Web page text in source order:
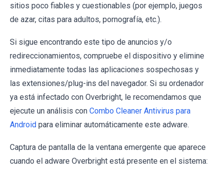
sitios poco fiables y cuestionables (por ejemplo, juegos
de azar, citas para adultos, pornografía, etc.).
Si sigue encontrando este tipo de anuncios y/o
redireccionamientos, compruebe el dispositivo y elimine
inmediatamente todas las aplicaciones sospechosas y
las extensiones/plug-ins del navegador. Si su ordenador
ya está infectado con Overbright, le recomendamos que
ejecute un análisis con Combo Cleaner Antivirus para
Android para eliminar automáticamente este adware.
Captura de pantalla de la ventana emergente que aparece
cuando el adware Overbright está presente en el sistema: